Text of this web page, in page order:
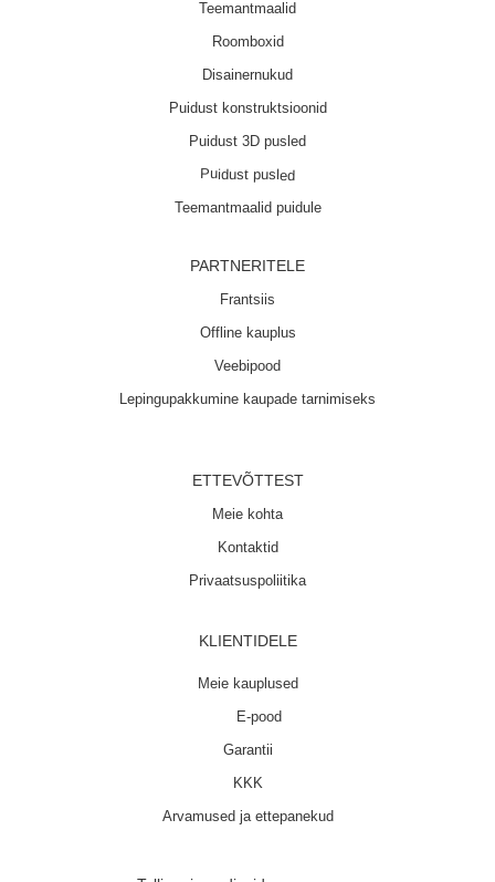
Lepingupakkumine kaupade tarnimiseks
Veebipood
Offline kauplus
Frantsiis
PARTNERITELE
Kontaktid
Privaatsuspoliitika
Meie kohta
ETTEVÕTTEST
KLIENTIDELE
Meie kauplused
Arvamused ja ettepanekud
KKK
Garantii
Puidust konstruktsioonid
Disainernukud
Roomboxid
Puidust 3D pusled
Teemantmaalid
Puidust pusled
Teemantmaalid puidule
E-pood